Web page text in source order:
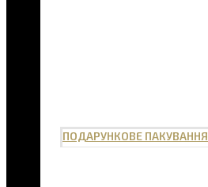
ПОДАРУНКОВЕ ПАКУВАННЯ